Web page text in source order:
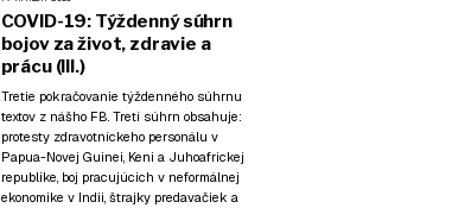
COVID-19: Týždenný súhrn
bojov za život, zdravie a
prácu (III.)
Tretie pokračovanie týždenného súhrnu
textov z nášho FB. Tretí súhrn obsahuje:
protesty zdravotníckeho personálu v
Papua-Novej Guinei, Keni a Juhoafrickej
republike, boj pracujúcich v neformálnej
ekonomike v Indii, štrajky predavačiek a